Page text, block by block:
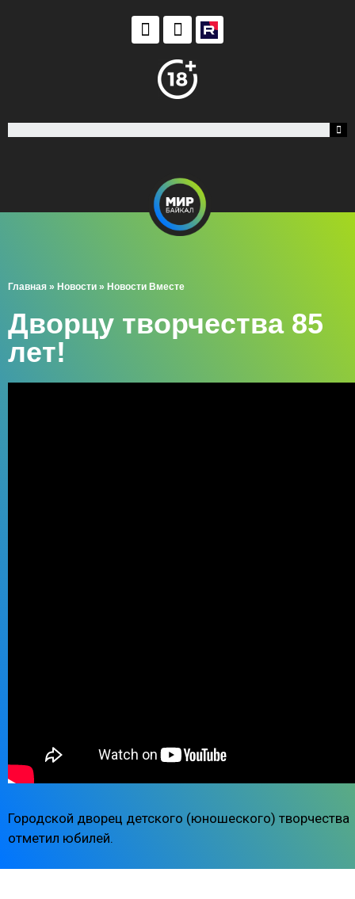
Главная » Новости » Новости Вместе
Дворцу творчества 85
лет!
Городской дворец детского (юношеского) творчества
отметил юбилей.